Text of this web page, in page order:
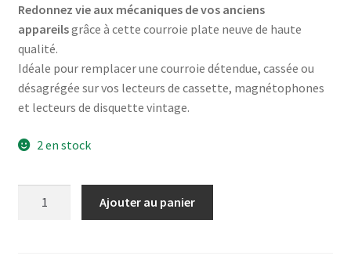
Redonnez vie aux mécaniques de vos anciens
appareilsgrâce à cette courroie plate neuve de haute
qualité.
Idéale pour remplacer une courroie détendue, cassée ou
désagrégée sur vos lecteurs de cassette, magnétophones
et lecteurs de disquette vintage.
2 en stock
Ajouter au panier